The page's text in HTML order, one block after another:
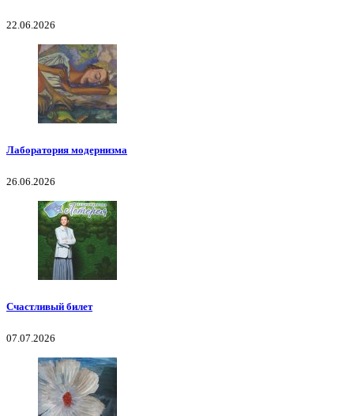
22.06.2026
Лаборатория модернизма
26.06.2026
Счастливый билет
07.07.2026